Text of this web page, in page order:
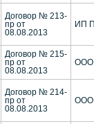
Договор № 213-
пр от
08.08.2013
ИП
Договор № 215-
пр от
08.08.2013
ООО
Договор № 214-
пр от
08.08.2013
ООО